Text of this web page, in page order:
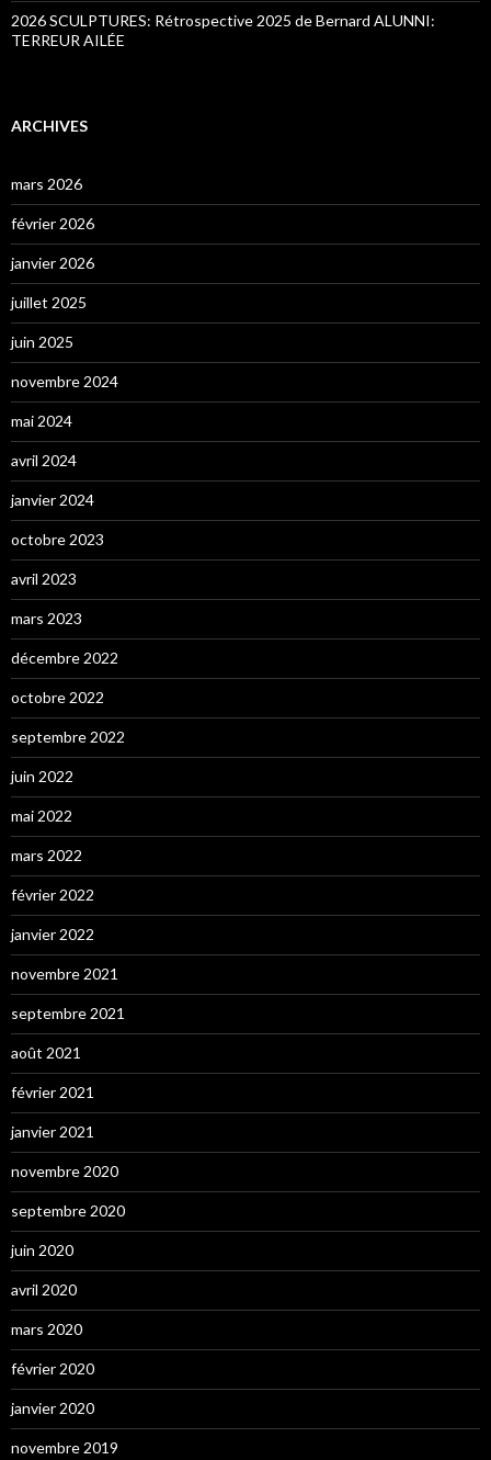
2026 SCULPTURES: Rétrospective 2025 de Bernard ALUNNI:
TERREUR AILÉE
ARCHIVES
mars 2026
février 2026
janvier 2026
juillet 2025
juin 2025
novembre 2024
mai 2024
avril 2024
janvier 2024
octobre 2023
avril 2023
mars 2023
décembre 2022
octobre 2022
septembre 2022
juin 2022
mai 2022
mars 2022
février 2022
janvier 2022
novembre 2021
septembre 2021
août 2021
février 2021
janvier 2021
novembre 2020
septembre 2020
juin 2020
avril 2020
mars 2020
février 2020
janvier 2020
novembre 2019